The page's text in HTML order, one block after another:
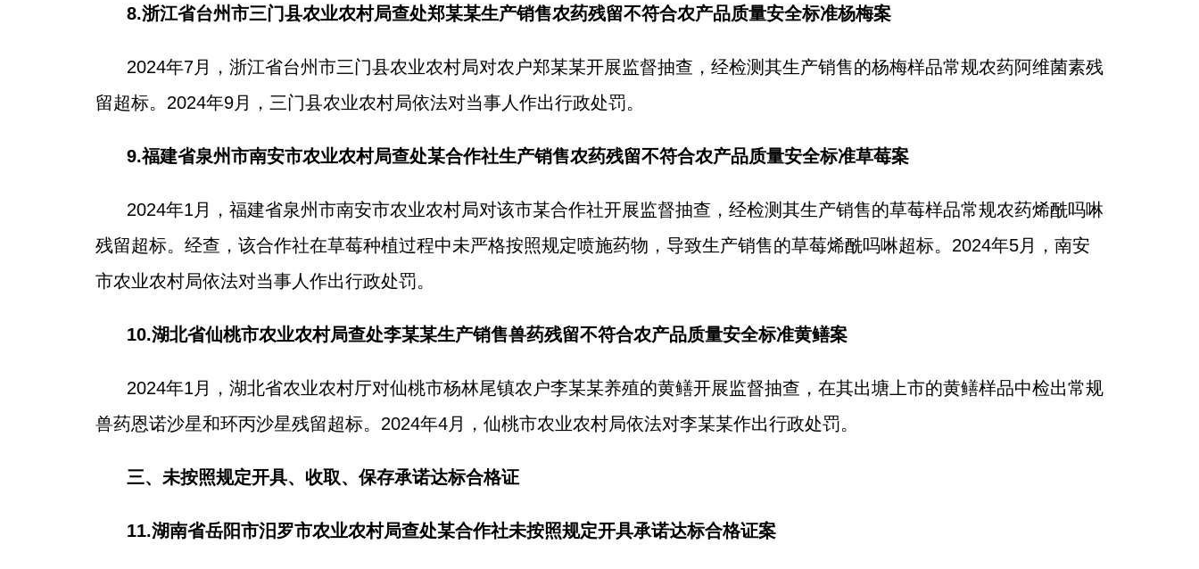
8.浙江省台州市三门县农业农村局查处郑某某生产销售农药残留不符合农产品质量安全标准杨梅案
2024年7月，浙江省台州市三门县农业农村局对农户郑某某开展监督抽查，经检测其生产销售的杨梅样品常规农药阿维菌素残
留超标。2024年9月，三门县农业农村局依法对当事人作出行政处罚。
9.福建省泉州市南安市农业农村局查处某合作社生产销售农药残留不符合农产品质量安全标准草莓案
2024年1月，福建省泉州市南安市农业农村局对该市某合作社开展监督抽查，经检测其生产销售的草莓样品常规农药烯酰吗啉
残留超标。经查，该合作社在草莓种植过程中未严格按照规定喷施药物，导致生产销售的草莓烯酰吗啉超标。2024年5月，南安
市农业农村局依法对当事人作出行政处罚。
10.湖北省仙桃市农业农村局查处李某某生产销售兽药残留不符合农产品质量安全标准黄鳝案
2024年1月，湖北省农业农村厅对仙桃市杨林尾镇农户李某某养殖的黄鳝开展监督抽查，在其出塘上市的黄鳝样品中检出常规
兽药恩诺沙星和环丙沙星残留超标。2024年4月，仙桃市农业农村局依法对李某某作出行政处罚。
三、未按照规定开具、收取、保存承诺达标合格证
11.湖南省岳阳市汨罗市农业农村局查处某合作社未按照规定开具承诺达标合格证案